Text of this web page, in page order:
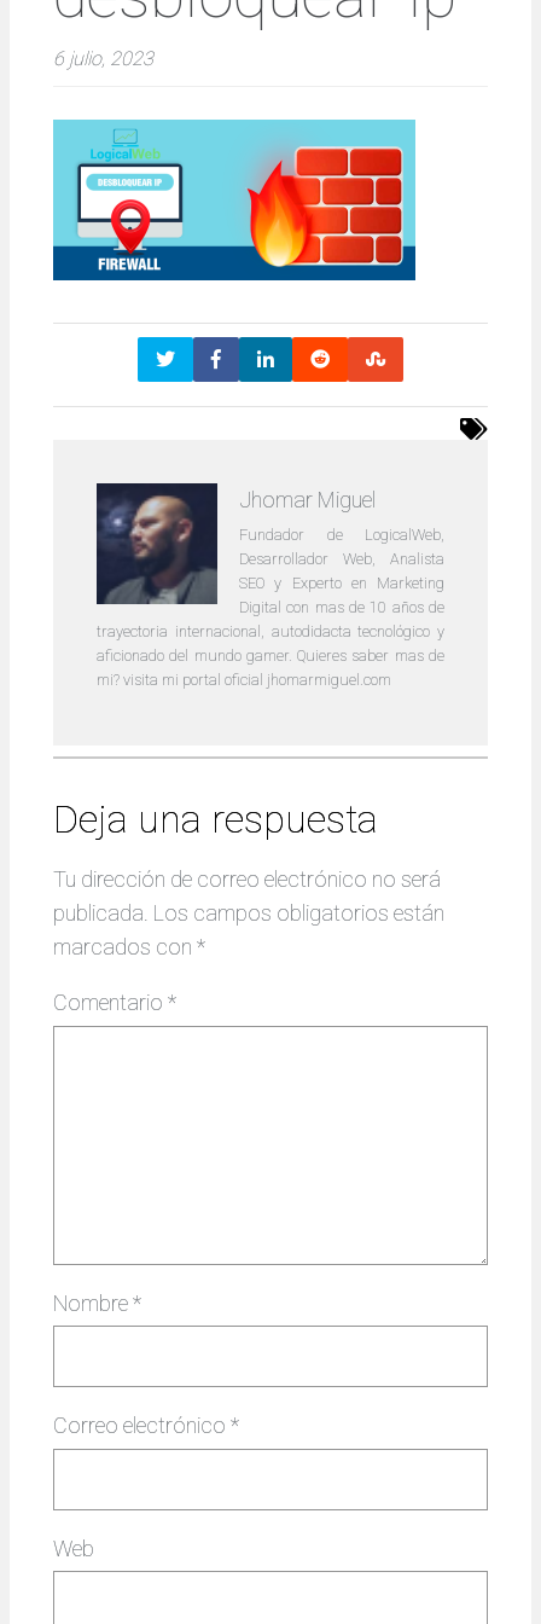
6 julio, 2023
Jhomar Miguel
Fundador de LogicalWeb,
Desarrollador Web, Analista
SEO y Experto en Marketing
Digital con mas de 10 años de
trayectoria internacional, autodidacta tecnológico y
aficionado del mundo gamer. Quieres saber mas de
mi? visita mi portal oficial jhomarmiguel.com
Deja una respuesta
Tu dirección de correo electrónico no será
publicada. Los campos obligatorios están
marcados con *
Comentario *
Nombre*
Correo electrónico *
Web